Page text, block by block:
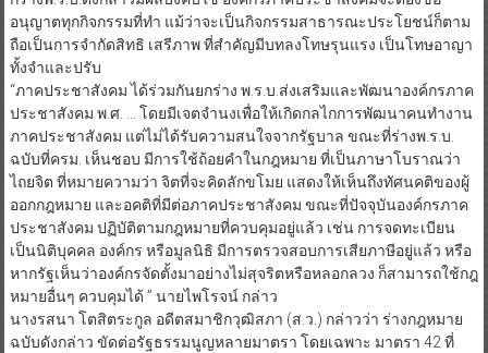
อนุญาตทุกกิจกรรมที่ทำ แม้ว่าจะเป็นกิจกรรมสาธารณะประโยชน์ก็ตาม
ถือเป็นการจำกัดสิทธิ เสรีภาพ ที่สำคัญมีบทลงโทษรุนแรง เป็นโทษอาญา
ทั้งจำและปรับ
“ภาคประชาสังคม ได้ร่วมกันยกร่าง พ.ร.บ.ส่งเสริมและพัฒนาองค์กรภาค
ประชาสังคม พ.ศ. … โดยมีเจตจำนงเพื่อให้เกิดกลไกการพัฒนาคนทำงาน
ภาคประชาสังคม แต่ไม่ได้รับความสนใจจากรัฐบาล ขณะที่ร่างพ.ร.บ.
ฉบับที่ครม. เห็นชอบ มีการใช้ถ้อยคำในกฎหมาย ที่เป็นภาษาโบราณว่า
ไถยจิต ที่หมายความว่า จิตที่จะคิดลักขโมย แสดงให้เห็นถึงทัศนคติของผู้
ออกกฎหมาย และอคติที่มีต่อภาคประชาสังคม ขณะที่ปัจจุบันองค์กรภาค
ประชาสังคม ปฏิบัติตามกฎหมายที่ควบคุมอยู่แล้ว เช่น การจดทะเบียน
เป็นนิติบุคคล องค์กร หรือมูลนิธิ มีการตรวจสอบการเสียภาษีอยู่แล้ว หรือ
หากรัฐเห็นว่าองค์กรจัดตั้งมาอย่างไม่สุจริตหรือหลอกลวง ก็สามารถใช้กฎ
หมายอื่นๆ ควบคุมได้ ” นายไพโรจน์ กล่าว
นางรสนา โตสิตระกูล อดีตสมาชิกวุฒิสภา (ส.ว.) กล่าวว่า ร่างกฎหมาย
ฉบับดังกล่าว ขัดต่อรัฐธรรมนูญหลายมาตรา โดยเฉพาะ มาตรา 42 ที่